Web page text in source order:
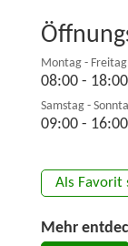
Montag - Freitag
08:00 - 18:00
Samstag -
09:00 - 16:00
Als Favorit
Mehr